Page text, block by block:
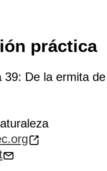
práctica
39: De la ermita